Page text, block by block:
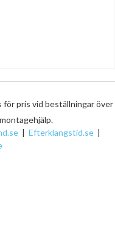
för pris vid beställningar över
| Efterklangstid.se |